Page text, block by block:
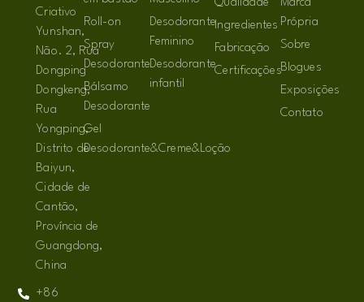
Criativo
Yunshan,
Não. 2, Rua
Dongping
Dongkeng,
Rua
Yongping,
Distrito de
Baiyun,
Cidade de
Cantão,
Província de
Guangdong,
China
+86
Roll-on
Spray
Desodorante
Bálsamo
Desodorante
Gel
Desodorante&Creme&Loção
Desodorante
Feminino
Desodorante
infantil
Qualidade
Ingredientes
Fabricação
Certificações
Marca
Própria
Sobre
Blogues
Exposições
Contato